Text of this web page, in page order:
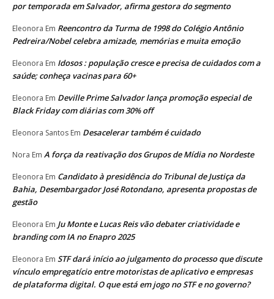
por temporada em Salvador, afirma gestora do segmento
Eleonora Em Reencontro da Turma de 1998 do Colégio Antônio
Pedreira/Nobel celebra amizade, memórias e muita emoção
Eleonora Em Idosos : população cresce e precisa de cuidados com a
saúde; conheça vacinas para 60+
Eleonora Em Deville Prime Salvador lança promoção especial de
Black Friday com diárias com 30% off
Eleonora Santos Em Desacelerar também é cuidado
Nora Em A força da reativação dos Grupos de Mídia no Nordeste
Eleonora Em Candidato à presidência do Tribunal de Justiça da
Bahia, Desembargador José Rotondano, apresenta propostas de
gestão
Eleonora Em Ju Monte e Lucas Reis vão debater criatividade e
branding com IA no Enapro 2025
Eleonora Em STF dará início ao julgamento do processo que discute
vínculo empregatício entre motoristas de aplicativo e empresas
de plataforma digital. O que está em jogo no STF e no governo?